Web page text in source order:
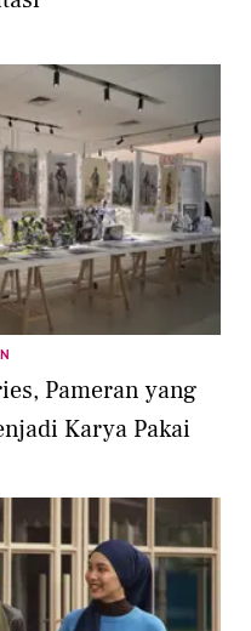
Pameran yang
Karya Pakai